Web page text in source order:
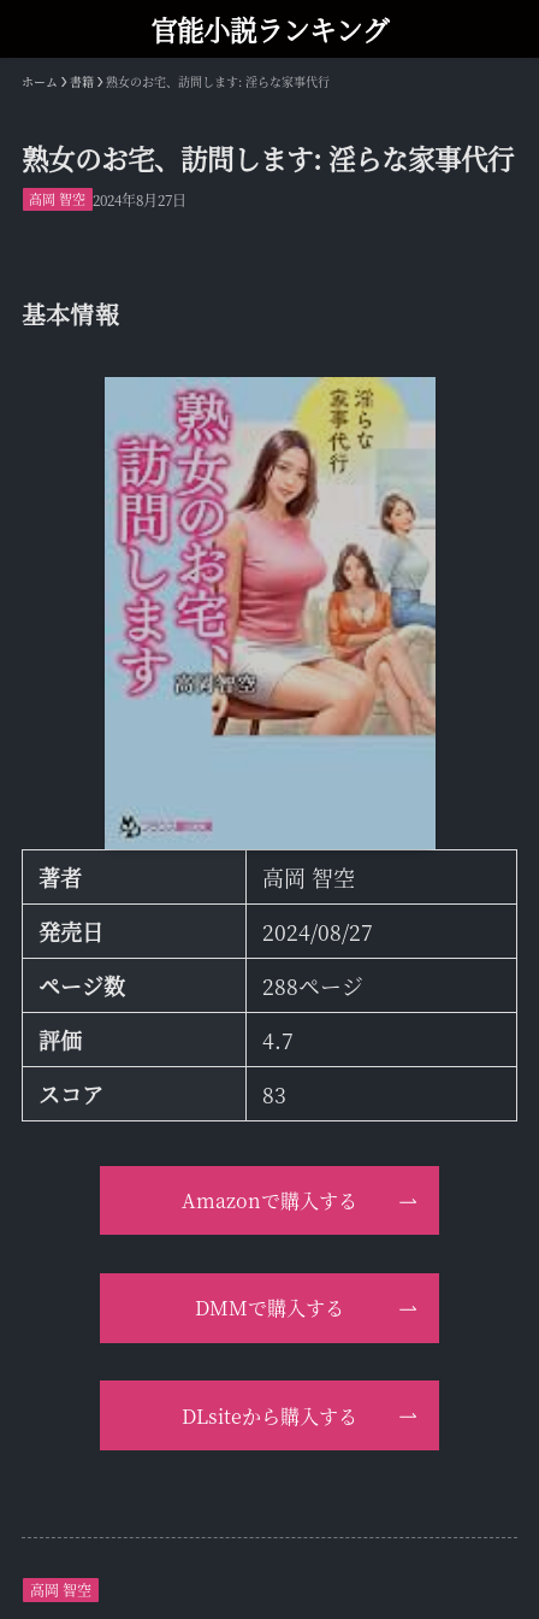
官能小説ランキング
ホーム 書籍 熟女のお宅、訪問します: 淫らな家事代行
熟女のお宅、訪問します: 淫らな家事代行
高岡 智空 2024年8月27日
基本情報
著者
高岡 智空
発売日
2024/08/27
ページ数
288ページ
評価
4.7
スコア
83
Amazonで購入する
DMMで購入する
DLsiteから購入する
高岡 智空